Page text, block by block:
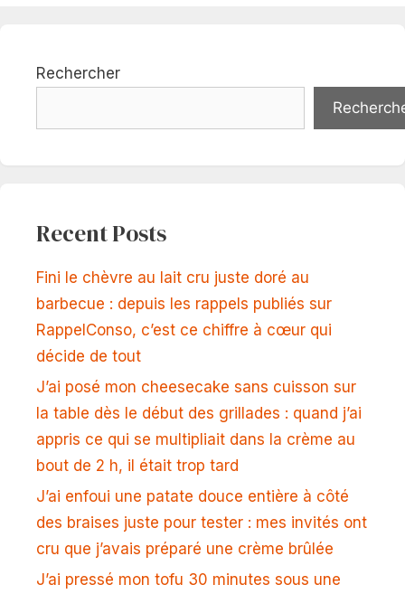
Rechercher
Recent Posts
Fini le chèvre au lait cru juste doré au
barbecue : depuis les rappels publiés sur
RappelConso, c’est ce chiffre à cœur qui
décide de tout
J’ai posé mon cheesecake sans cuisson sur
la table dès le début des grillades : quand j’ai
appris ce qui se multipliait dans la crème au
bout de 2 h, il était trop tard
J’ai enfoui une patate douce entière à côté
des braises juste pour tester : mes invités ont
cru que j’avais préparé une crème brûlée
J’ai pressé mon tofu 30 minutes sous une